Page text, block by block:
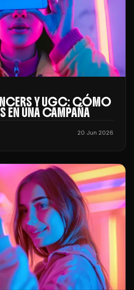
Y UGC: CÓMO
UNA CAMPAÑA
20 Jun 2026